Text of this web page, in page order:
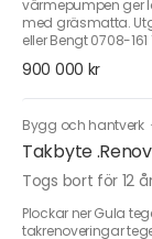
värmepumpen ger
med gräsmatta.
eller Bengt 0708-161
900 000 kr
Bygg och hantverk ·
Takbyte
Togs bort för 12
Plockar ner Gula
takrenoveringar